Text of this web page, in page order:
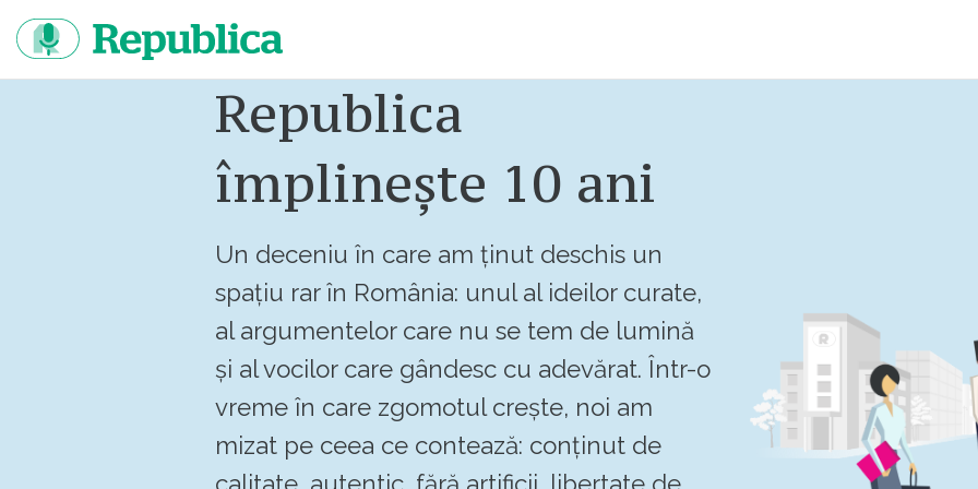
continut
Republica
împlinește 10 ani
Un deceniu în care am ținut deschis un
spațiu rar în România: unul al ideilor curate,
al argumentelor care nu se tem de lumină
și al vocilor care gândesc cu adevărat. Într-o
vreme în care zgomotul crește, noi am
mizat pe ceea ce contează: conținut de